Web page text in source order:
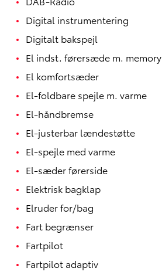
HYBRID
Digital instrumentering
Digitalt bakspejl
El indst. førersæde m. memory
El komfortsæder
El-foldbare spejle m. varme
El-håndbremse
El-justerbar lændestøtte
El-spejle med varme
El-sæder førerside
Elektrisk bagklap
Elruder for/bag
Fart begrænser
Fartpilot
Fartpilot adaptiv